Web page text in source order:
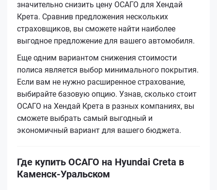
значительно снизить цену ОСАГО для Хендай
Крета. Сравнив предложения нескольких
страховщиков, вы сможете найти наиболее
выгодное предложение для вашего автомобиля.
Еще одним вариантом снижения стоимости
полиса является выбор минимального покрытия.
Если вам не нужно расширенное страхование,
выбирайте базовую опцию. Узнав, сколько стоит
ОСАГО на Хендай Крета в разных компаниях, вы
сможете выбрать самый выгодный и
экономичный вариант для вашего бюджета.
Где купить ОСАГО на Hyundai Creta в
Каменск-Уральском